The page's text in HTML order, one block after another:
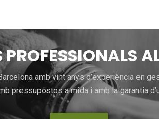
PROFESSIONALS
amb vint anys d’experiència en
pressupostos a mida i amb la garantia